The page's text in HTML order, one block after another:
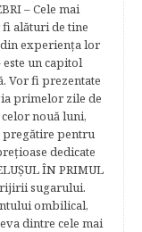
– Cele mai
alături de tine
experienţa lor
este un capitol
Vor fi prezentate
primelor zile de
nouă luni,
pregătire pentru
dedicate
ÎN PRIMUL
sugarului.
ombilical,
dintre cele mai